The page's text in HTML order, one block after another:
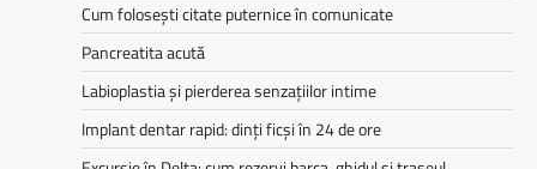
Cum folosești citate puternice în comunicate
Pancreatita acută
Labioplastia și pierderea senzațiilor intime
Implant dentar rapid: dinți ficși în 24 de ore